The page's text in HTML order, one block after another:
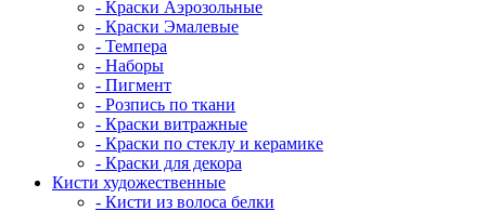
- Краски Аэрозольные
- Краски Эмалевые
- Темпера
- Наборы
- Пигмент
- Розпись по ткани
- Краски витражные
- Краски по стеклу и керамике
- Краски для декора
Кисти художественные
- Кисти из волоса белки